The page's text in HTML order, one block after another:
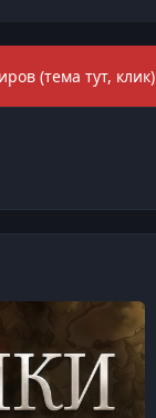
(тема тут, клик)